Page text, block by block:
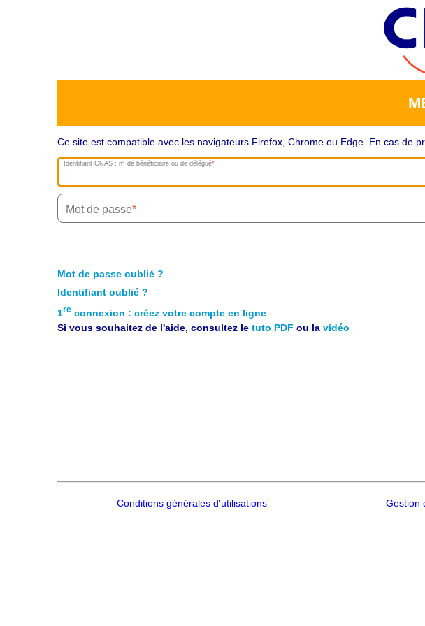
Ce site est compatible avec les navigateurs Firefox, Chrome ou Edge. En cas de
Identifiant CNAS : n° de bénéficiaire ou de délégué
Mot de passe
Mot de passe oublié ?
Identifiant oublié ?
1re connexion : créez votre compte en ligne
Si vous souhaitez de l'aide, consultez le tuto PDF ou la vidéo
Conditions générales d'utilisations Gestion